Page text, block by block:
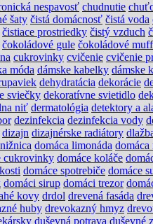
nespavosť chudnutie
šaty čistá domácnosť čistá voda
čistiace prostriedky čistý vzduch
čokoládové gule čokoládové
cukrovinky cvičenie cvičenie
móda dámske kabelky dámske
dehydratácia dekorácie
sviečky dekoratívne svietidlo
niť dermatológia detektory a
dezinfekcia dezinfekcia vody
dizajn dizajnérske radiátory
domáca limonáda domáca
cukrovinky domáce koláče
domáce spotrebiče domáce
domáci sirup domáci trezor
kovy drdol drevená fasáda
huby drevokazný hmyz
duševná potrava duševné